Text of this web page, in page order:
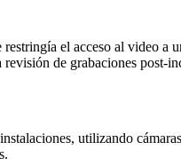
el acceso al video
de grabaciones post-
utilizando